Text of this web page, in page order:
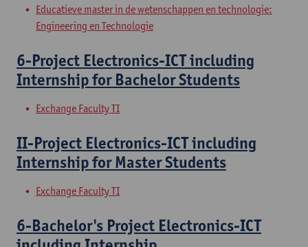
Educatieve master in de wetenschappen en technologie:
Engineering en Technologie
6-Project Electronics-ICT including
Internship for Bachelor Students
Exchange Faculty TI
II-Project Electronics-ICT including
Internship for Master Students
Exchange Faculty TI
6-Bachelor's Project Electronics-ICT